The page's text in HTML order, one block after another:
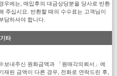
우에는, 매입후의 대금상당분을 당사로 반환
주십시요. 반환할 때의 수수료는 고객님이
담하셔야 합니다.
기타
보내주신 원화금액과 「원매각의뢰서」에
재된 금액이 다른 경우, 전화로 연락드린 후,